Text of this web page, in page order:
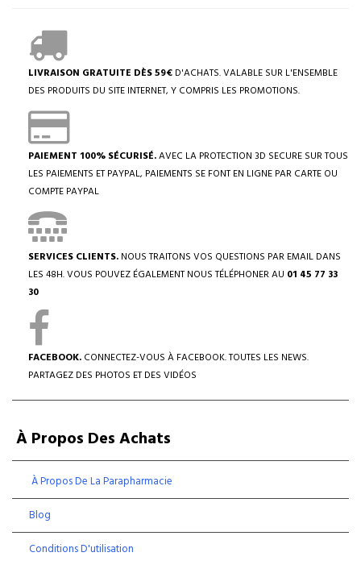
LIVRAISON GRATUITE DÈS 59€ D'ACHATS. VALABLE SUR L'ENSEMBLE
DES PRODUITS DU SITE INTERNET, Y COMPRIS LES PROMOTIONS.
PAIEMENT 100% SÉCURISÉ.AVEC LA PROTECTION 3D SECURE SUR TOUS
LES PAIEMENTS ET PAYPAL, PAIEMENTS SE FONT EN LIGNE PAR CARTE OU
COMPTE PAYPAL
SERVICES CLIENTS. NOUS TRAITONS VOS QUESTIONS PAR EMAIL DANS
LES 48H. VOUS POUVEZ ÉGALEMENT NOUS TÉLÉPHONER AU 01 45 77 33
30
FACEBOOK. CONNECTEZ-VOUS À FACEBOOK. TOUTES LES NEWS.
PARTAGEZ DES PHOTOS ET DES VIDÉOS
À Propos Des Achats
À Propos De La Parapharmacie
Blog
Conditions D'utilisation